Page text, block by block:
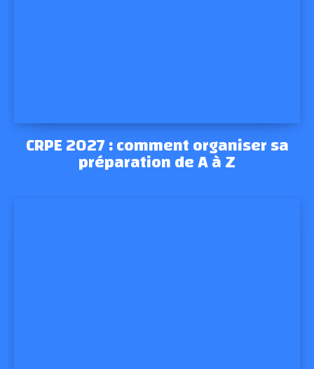
CRPE 2027 : comment organiser sa
préparation de A à Z